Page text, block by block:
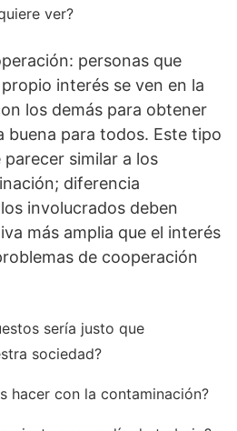
ver?
personas que
interés se ven en la
los demás para obtener
buena para todos. Este tipo
similar a los
diferencia
involucrados deben
más amplia que el interés
de cooperación
sería justo que
sociedad?
hacer con la contaminación?